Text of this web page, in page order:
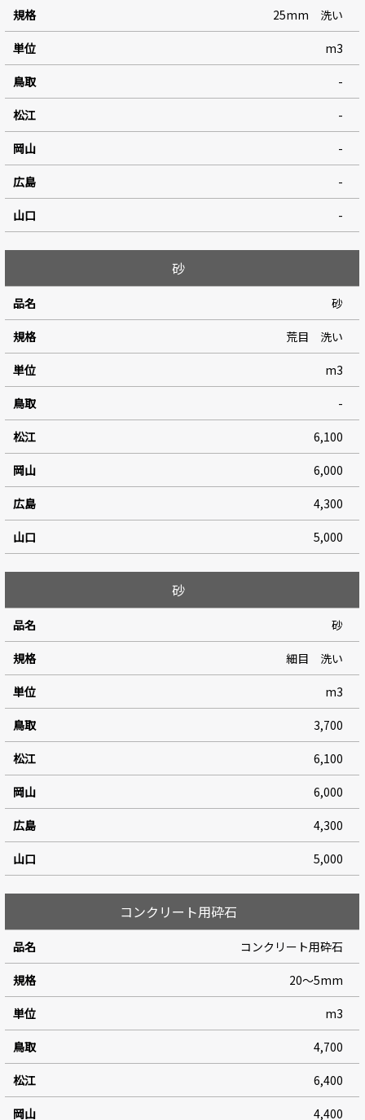
25mm 洗い
m3
-
-
-
-
-
砂
砂
荒目 洗い
m3
-
6,100
6,000
4,300
5,000
砂
砂
細目 洗い
m3
3,700
6,100
6,000
4,300
5,000
コンクリート用砕石
コンクリート用砕石
20～5mm
m3
4,700
6,400
4,400